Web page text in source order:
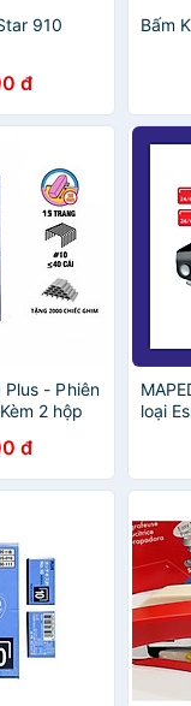
910
đ
Bấm
- Phiên
2 hộp
đ
loại